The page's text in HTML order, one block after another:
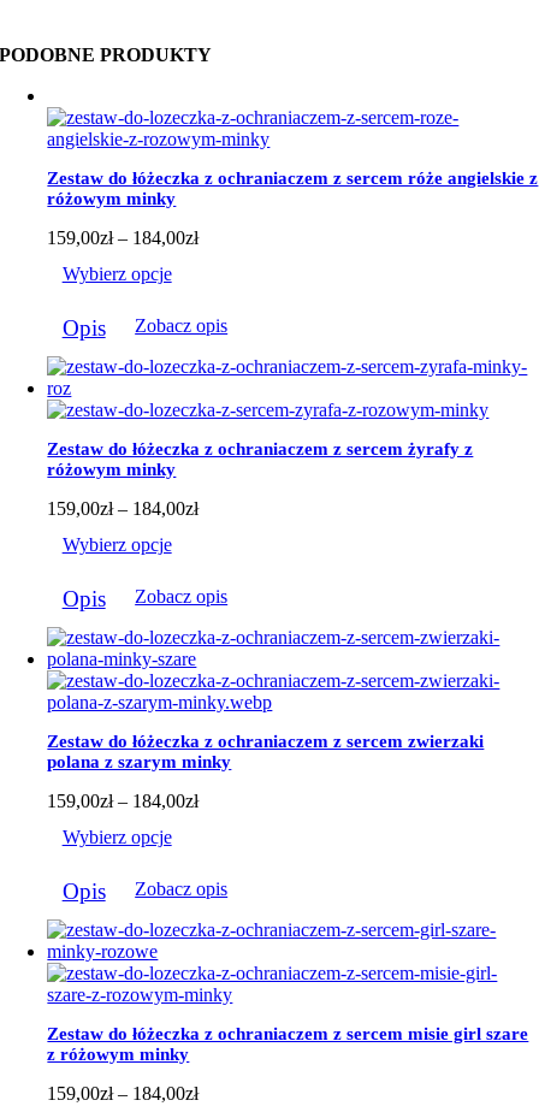
PODOBNE PRODUKTY
Zestaw do łóżeczka z ochraniaczem z sercem róże angielskie z
różowym minky
159,00zł – 184,00złZakres
do
Wybierz opcje
produkt
ma
wiele
wariantów.
Opcje
można
wybrać
na
stronie
Opis Zobacz opis
Zestaw do łóżeczka z ochraniaczem z sercem żyrafy z
różowym minky
159,00zł – 184,00złZakres
do
Wybierz opcje
produkt
ma
wiele
wariantów.
Opcje
można
wybrać
na
stronie
produktu
Opis Zobacz opis
Zestaw do łóżeczka z ochraniaczem z sercem zwierzaki
polana z szarym minky
159,00zł – 184,00złZakres
do
Wybierz opcje
produkt
ma
wiele
wariantów.
Opcje
można
wybrać
na
stronie
produktu
Opis Zobacz opis
Zestaw do łóżeczka z ochraniaczem z sercem misie girl szare
z różowym minky
159,00zł – 184,00złZakres